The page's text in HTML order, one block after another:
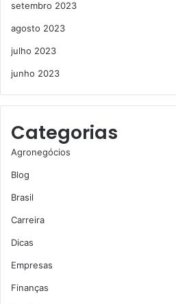
setembro 2023
agosto 2023
julho 2023
junho 2023
Categorias
Agronegócios
Blog
Brasil
Carreira
Dicas
Empresas
Finanças